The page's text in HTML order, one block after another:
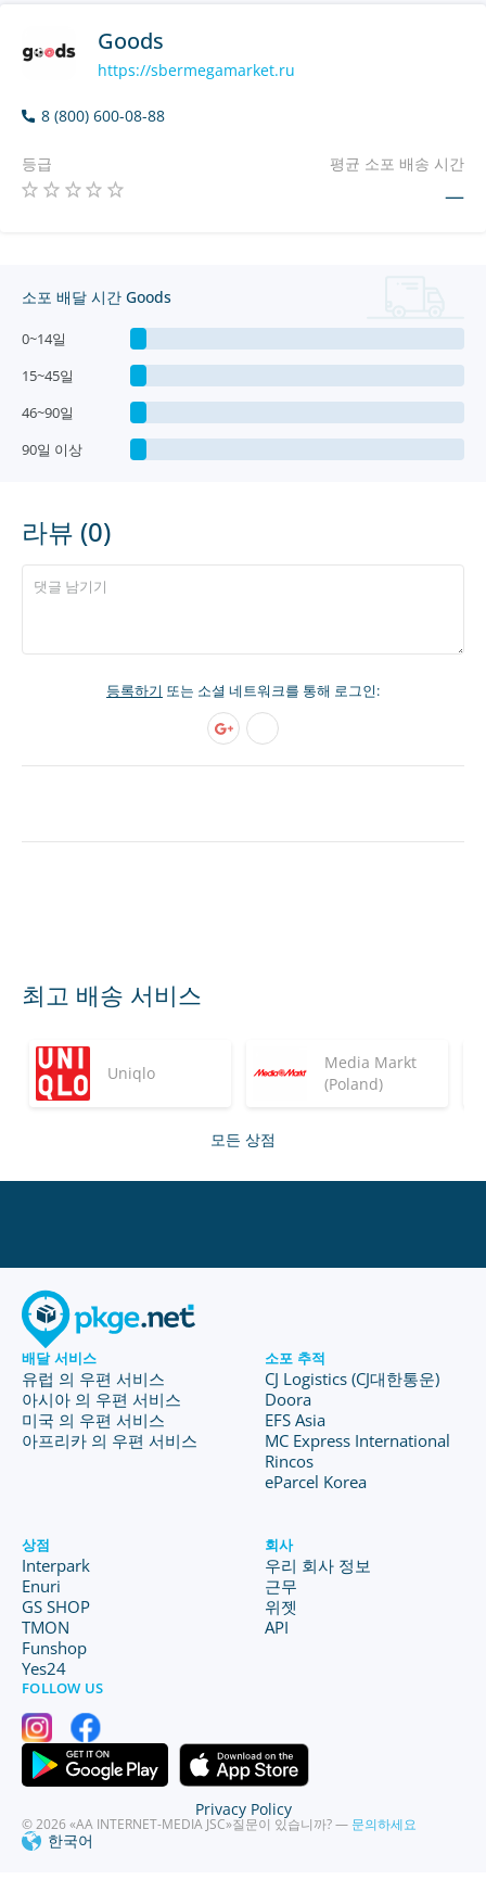
Goods
https://sbermegamarket.ru
8 (800) 600-08-88
등급 평균 소포 배송 시간
—
소포 배달 시간 Goods
0~14일
15~45일
46~90일
90일 이상
라뷰 (0)
등록하기 또는 소셜 네트워크를 통해 로그인:
최고 배송 서비스
Uniqlo
Media Markt
(Poland)
모든 상점
배달 서비스
유럽 의 우편 서비스
아시아 의 우편 서비스
미국 의 우편 서비스
아프리카 의 우편 서비스
소포 추적
CJ Logistics (CJ대한통운)
Doora
EFS Asia
MC Express International
Rincos
eParcel Korea
상점
Interpark
Enuri
GS SHOP
TMON
Funshop
Yes24
회사
우리 회사 정보
근무
위젯
API
FOLLOW US
© 2026 «AA INTERNET-MEDIA JSC»질문이 있습니까? — 문의하세요
한국어
Privacy Policy